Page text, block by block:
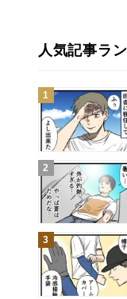
人気記事ラ